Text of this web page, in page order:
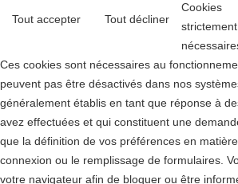
Tout accepter Tout décliner
Cookies
strictement
Ces cookies sont nécessaires au
peuvent pas être désactivés dans nos
généralement établis en tant que réponse à
avez effectuées et qui constituent une
que la définition de vos préférences en
connexion ou le remplissage de formulaires.
votre navigateur afin de bloquer ou être